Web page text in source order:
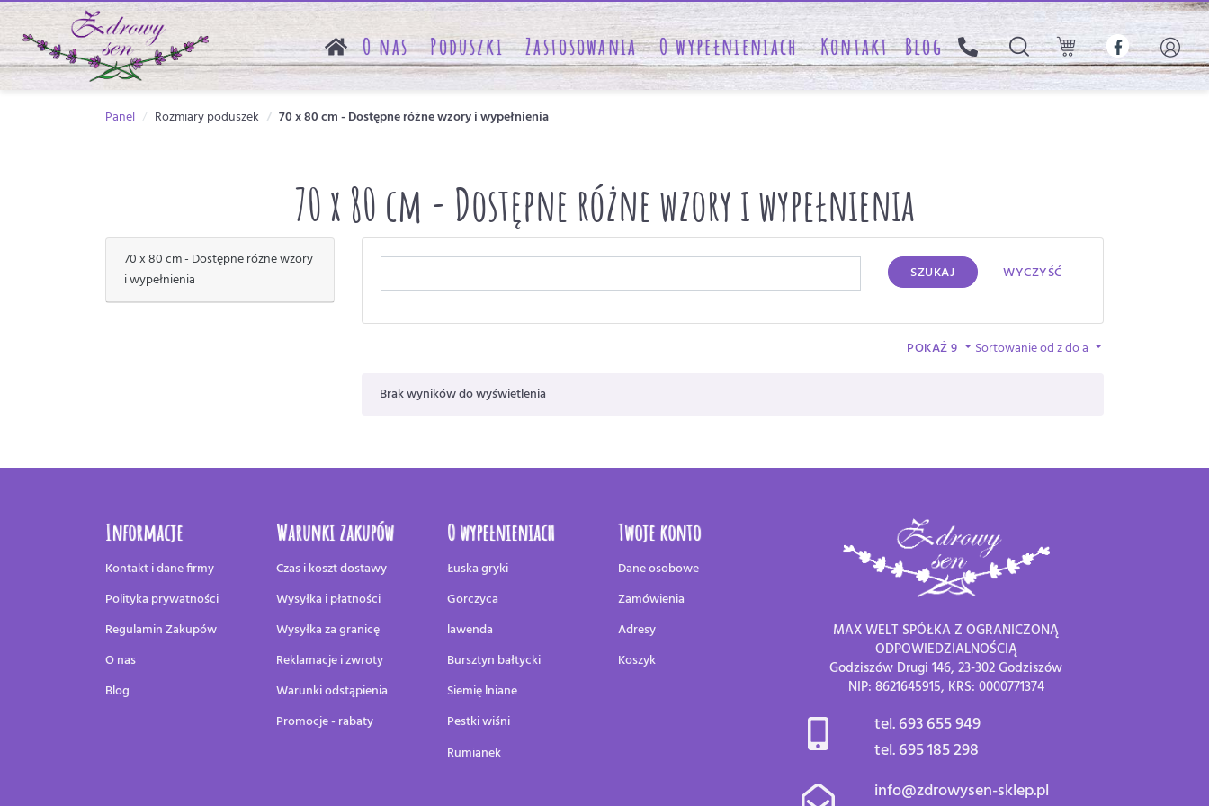
O nas Poduszki Zastosowania O wypełnieniach Kontakt Blog
Panel Rozmiary poduszek 70 x 80 cm - Dostępne różne wzory i wypełnienia
70 x 80 cm - Dostępne różne wzory i wypełnienia
70 x 80 cm - Dostępne różne wzory
i wypełnienia
SZUKAJ WYCZYŚĆ
POKAŻ 9 Sortowanie od z do a
Brak wyników do wyświetlenia
Informacje
Kontakt i dane firmy
Polityka prywatności
Regulamin Zakupów
O nas
Blog
Warunki zakupów
Czas i koszt dostawy
Wysyłka i płatności
Wysyłka za granicę
Reklamacje i zwroty
Warunki odstąpienia
Promocje - rabaty
O wypełnieniach
Łuska gryki
Gorczyca
lawenda
Bursztyn bałtycki
Siemię lniane
Pestki wiśni
Rumianek
Twoje konto
Dane osobowe
Zamówienia
Adresy
Koszyk
MAX WELT SPÓŁKA Z OGRANICZONĄ
ODPOWIEDZIALNOŚCIĄ
Godziszów Drugi 146, 23-302 Godziszów
NIP: 8621645915, KRS: 0000771374
tel. 693 655 949
tel. 695 185 298
info@zdrowysen-sklep.pl